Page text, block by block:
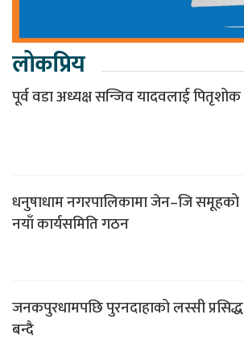
लोकप्रिय
पूर्व वडा अध्यक्ष सन्जिव यादवलाई पितृशोक
धनुषाधाम नगरपालिकामा जेन–जि समूहको
नयाँ कार्यसमिति गठन
जनकपुरधामपछि पुरनदाहाको लस्सी प्रसिद्ध
बन्दै